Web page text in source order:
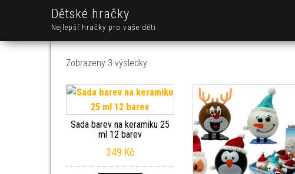
Dětské hračky
Nejlepší hračky pro vaše děti
Zobrazeny 3 výsledkySeřazeno od nejnovějších
Sada barev na keramiku 25
ml 12 barev
349 Kč